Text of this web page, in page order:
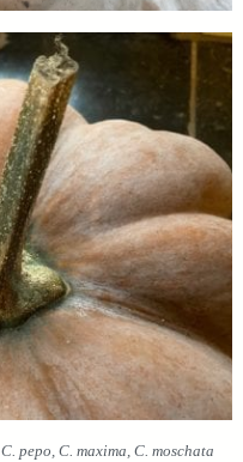
C. pepo, C. maxima, C. moschata